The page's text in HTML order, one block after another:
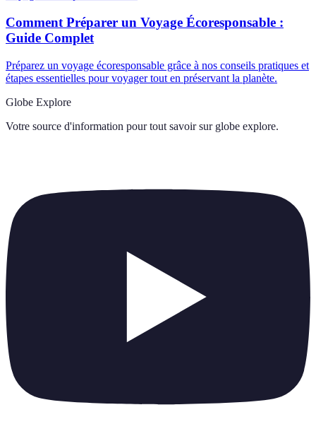
Comment Préparer un Voyage Écoresponsable :
Guide Complet
Préparez un voyage écoresponsable grâce à nos conseils pratiques et
étapes essentielles pour voyager tout en préservant la planète.
Globe Explore
Votre source d'information pour tout savoir sur globe explore.